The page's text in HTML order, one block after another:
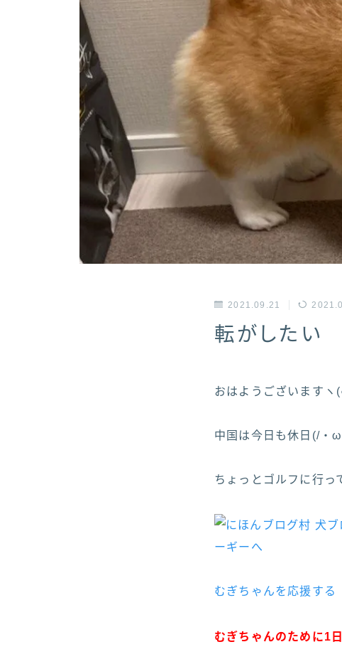
2021.09.21
転がしたい
おはようございます
中国は今日も休日(/・
ちょっとゴルフに行っ
むぎちゃんを応援する
むぎちゃんのために1